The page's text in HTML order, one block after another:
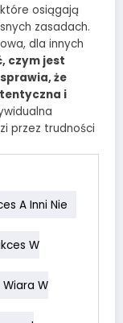
osiągają
zasadach.
dla innych
czym jest
że
i
przez trudności
A Inni Nie
W
Wiara W